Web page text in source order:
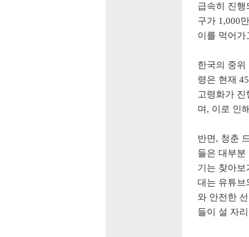
급속히 진행
구가 1,000
이를 먹어가
한국의 중위
령은 현재
고령화가 진
며, 이로 인
반면, 청춘
들은 대부분
기는 찾아보
대는 유튜브
와 안전한
들이 설 자